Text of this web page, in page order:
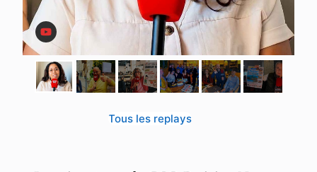
Tous les replays